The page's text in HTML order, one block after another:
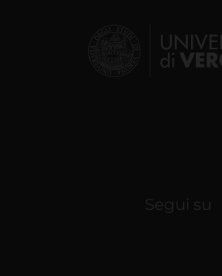
Segui su